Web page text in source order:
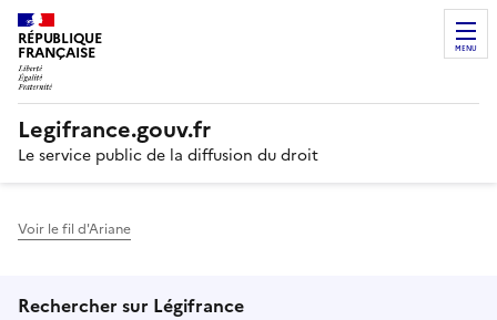
RÉPUBLIQUE
FRANÇAISE MENU
Legifrance.gouv.fr
Le service public de la diffusion du droit
Voir le fil d'Ariane
Rechercher sur Légifrance